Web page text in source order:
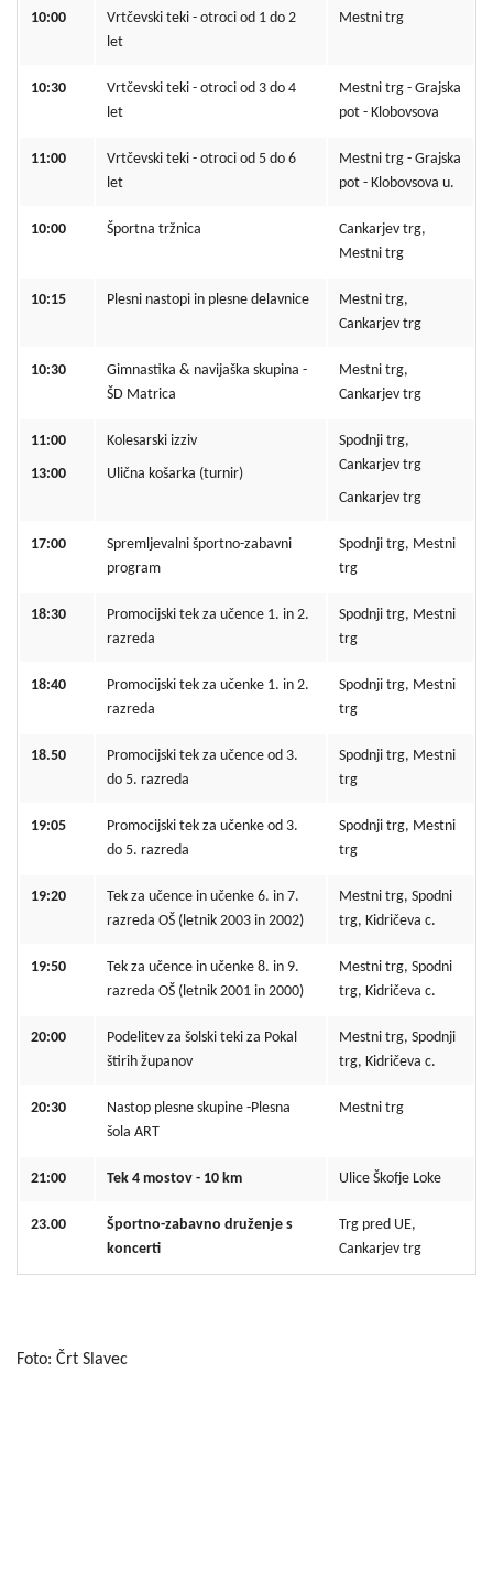
10:00
Vrtčevski teki - otroci od 1 do 2
let
Mestni trg
10:30
Vrtčevski teki - otroci od 3 do 4
let
Mestni trg - Grajska
pot - Klobovsova
11:00
Vrtčevski teki - otroci od 5 do 6
let
Mestni trg - Grajska
pot - Klobovsova u.
10:00 Športna tržnica
Cankarjev trg,
Mestni trg
10:15 Plesni nastopi in plesne delavnice
Mestni trg,
Cankarjev trg
10:30
Gimnastika & navijaška skupina -
ŠD Matrica
Mestni trg,
Cankarjev trg
11:00
13:00
Kolesarski izziv
Ulična košarka (turnir)
Spodnji trg,
Cankarjev trg
Cankarjev trg
17:00
Spremljevalni športno-zabavni
program
Spodnji trg, Mestni
trg
18:30
Promocijski tek za učence 1. in 2.
razreda
Spodnji trg, Mestni
trg
18:40
Promocijski tek za učenke 1. in 2.
razreda
Spodnji trg, Mestni
trg
18.50
Promocijski tek za učence od 3.
do 5. razreda
Spodnji trg, Mestni
trg
19:05
Promocijski tek za učenke od 3.
do 5. razreda
Spodnji trg, Mestni
trg
19:20
Tek za učence in učenke 6. in 7.
razreda OŠ (letnik 2003 in 2002)
Mestni trg, Spodni
trg, Kidričeva c.
19:50
Tek za učence in učenke 8. in 9.
razreda OŠ (letnik 2001 in 2000)
Mestni trg, Spodni
trg, Kidričeva c.
20:00
Podelitev za šolski teki za Pokal
štirih županov
Mestni trg, Spodnji
trg, Kidričeva c.
20:30
Nastop plesne skupine -Plesna
šola ART
Mestni trg
21:00 Tek 4 mostov - 10 km Ulice Škofje Loke
23.00
Športno-zabavno druženje s
koncerti
Trg pred UE,
Cankarjev trg
Foto: Črt Slavec